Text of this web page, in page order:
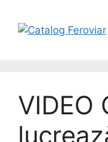
VIDEO